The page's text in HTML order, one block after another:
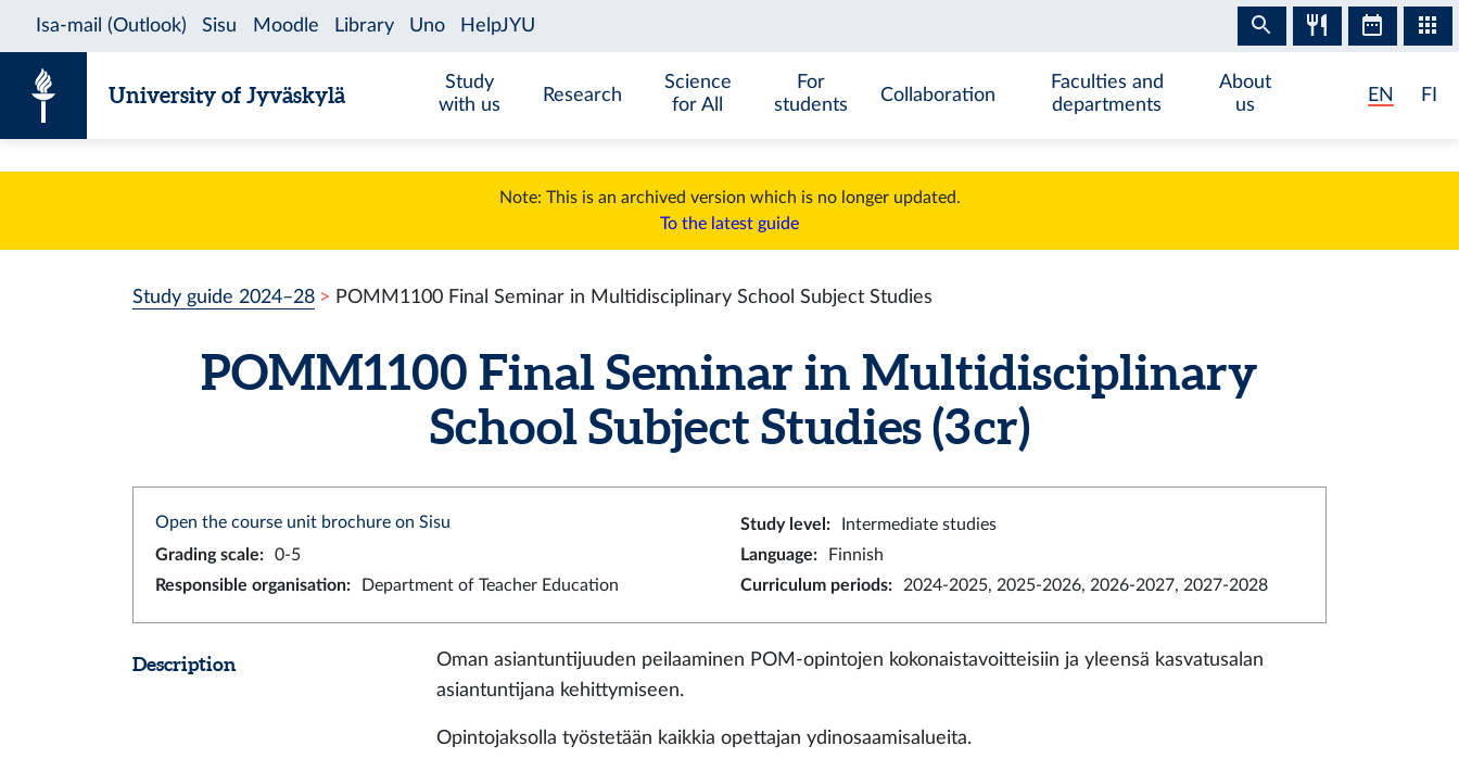
University of Jyväskylä
Study
with us
Research
Science
for All
For
students
Collaboration
Faculties and
departments
About
us
EN FI
Note: This is an archived version which is no longer updated.
To the latest guide
Study guide 2024–28 POMM1100 Final Seminar in Multidisciplinary School Subject Studies
POMM1100 Final Seminar in Multidisciplinary
School Subject Studies (3 cr)
Open the course unit brochure on Sisu Study level :
Intermediate studies
Grading scale: 0-5 Language:
Finnish
Responsible organisation: Department of Teacher Education Curriculum periods: 2024-2025, 2025-2026, 2026-2027, 2027-2028
Description
Oman asiantuntijuuden peilaaminen POM-opintojen kokonaistavoitteisiin ja yleensä kasvatusalan
asiantuntijana kehittymiseen.
Opintojaksolla työstetään kaikkia opettajan ydinosaamisalueita.